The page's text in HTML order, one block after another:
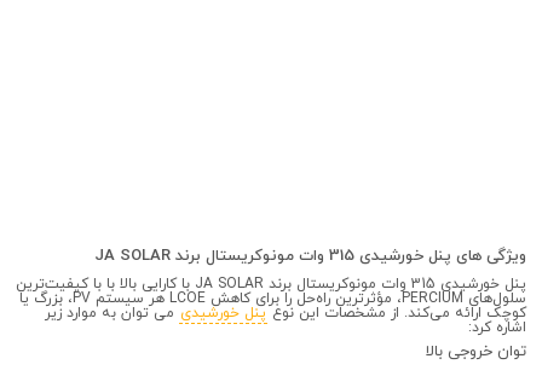
ویژگی های پنل خورشیدی 315 وات مونوکریستال برند JA SOLAR
پنل خورشیدی 315 وات مونوکریستال برند JA SOLAR با کارایی بالا با با کیفیت‌ترین
سلول‌های PERCIUM، مؤثرترین راه‌حل را برای کاهش LCOE هر سیستم PV، بزرگ یا
کوچک ارائه می‌کند. از مشخصات این نوعپنل خورشیدیمی توان به موارد زیر
اشاره کرد:
توان خروجی بالا